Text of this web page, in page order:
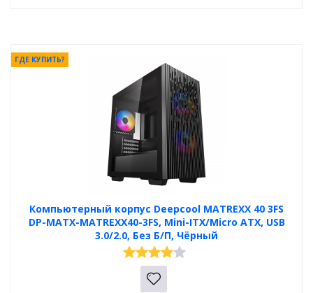
Компьютерный корпус Deepcool MATREXX 40 3FS
DP-MATX-MATREXX40-3FS, Mini-ITX/Micro ATX, USB
3.0/2.0, Без Б/П, Чёрный
ГДЕ КУПИТЬ?